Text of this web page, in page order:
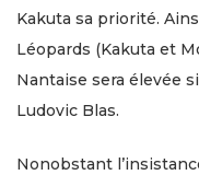
Kakuta sa priorité.
Léopards (Kakuta et
Nantaise sera élevée
Ludovic Blas.
Nonobstant